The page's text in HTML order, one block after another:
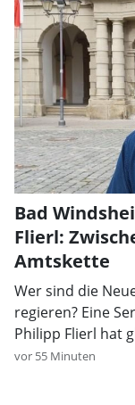
Bad
Flierl:
Amtskette
Wer sind die
regieren? Eine
Philipp Flierl hat
vor 55 Minuten